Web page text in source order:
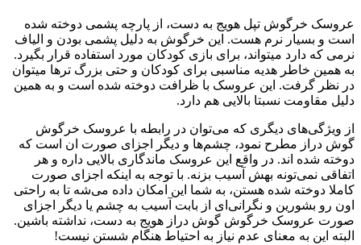
عروسک خرگوش تپل هویج به دست، از پارچه پشمی دوخته شده
است و بسیار نرم هست. این خرگوش به دلیل پشمی بودن و الیاف
نرمی که دارد میتواند، برای بازی کودکان مورد استفاده قرار بگیرد.
به همین خاطر هدیه مناسبی برای کودکان و حتی بزرگ‌‌ ترها میتوان
در نظر گرفت. این عروسک با ظرافت دوخته شده است و به همین
دلیل مقاومت نسبتا بالایی هم دارد.
از ویژگی‌های دیگری که می‌توان در رابطه با عروسک خرگوش
گوش دراز مطرح نمود، چشم‌ها و دیگر اجزای صورت ان است که
دوخته شده اند. در واقع این عروسک ماندگاری بالایی داره و هر
اتفاقی نمی‌تونه بهش آسیب بزنه. با توجه به اینکه اجزای صورت
کاملا دوخته شده هستن، به شما این امکان داده می‌شه تا به راحتی
اون رو بشورین و نگرانی‌ای از بابت آسیب به چشم یا دیگر اجزای
صورت عروسک خرگوش گوش دراز هویج به دست، نداشته باشین.
البته این به معنای عدم نیاز به احتیاط هنگام شستن نیست!